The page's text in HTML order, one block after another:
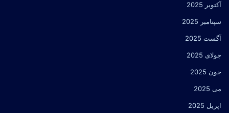
آکتوبر 2025
سپتامبر 2025
آگست 2025
جولای 2025
جون 2025
می 2025
اپریل 2025